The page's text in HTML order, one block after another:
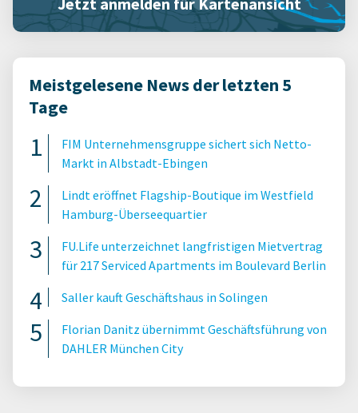
Meistgelesene News der letzten 5
Tage
FIM Unternehmensgruppe sichert sich Netto-
Markt in Albstadt-Ebingen
Lindt eröffnet Flagship-Boutique im Westfield
Hamburg-Überseequartier
FU.Life unterzeichnet langfristigen Mietvertrag
für 217 Serviced Apartments im Boulevard Berlin
Saller kauft Geschäftshaus in Solingen
Florian Danitz übernimmt Geschäftsführung von
DAHLER München City